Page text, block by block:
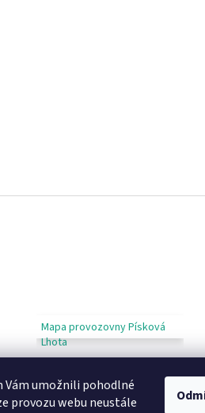
Vám umožnili pohodlné
provozu webu neustále
Mapa provozovny Písková
Lhota